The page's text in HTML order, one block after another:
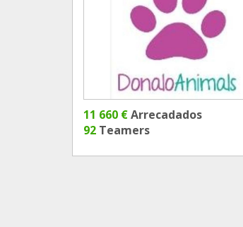
11 660 €Arrecadados
92 Teamers